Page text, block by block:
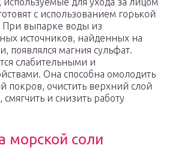
с использованием горькой
При выпарке воды из
источников, найденных на
появлялся магния сульфат.
слабительными и
Она способна омолодить
очистить верхний слой
и снизить работу
морской соли